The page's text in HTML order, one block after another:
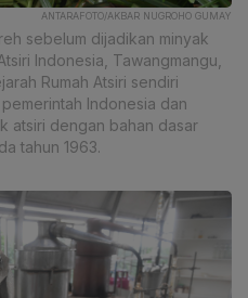
ANTARAFOTO/AKBAR NUGROHO GUMAY
sebelum dijadikan minyak
Indonesia, Tawangmangu,
Rumah Atsiri sendiri
Indonesia dan
atsiri dengan bahan dasar
tahun 1963.